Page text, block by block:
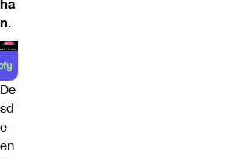
ha
n.
De
sd
e
en